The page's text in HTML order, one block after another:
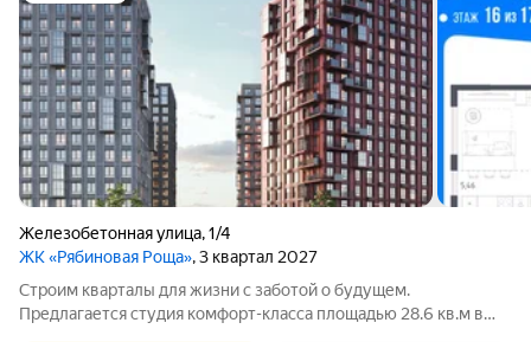
Железобетонная улица,1/4
ЖК «Рябиновая Роща», 3 квартал 2027
Строим кварталы для жизни с заботой о будущем.
Предлагается студия комфорт-класса площадью 28.6 кв.м в